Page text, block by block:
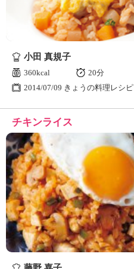
小田 真規子
360kcal
20分
2014/07/09 きょうの料理レシピ
チキンライス